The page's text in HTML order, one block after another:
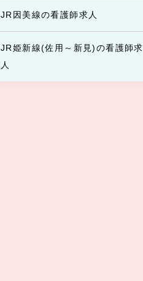
JR因美線の看護師求人
JR姫新線(佐用～新見)の看護師求
人